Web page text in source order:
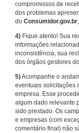
compromissos de
dos problemas
do Consumidor.gov.br
4) Fique atento! Sua
informações
inconsistência, sua
dos órgãos gestores
5)Acompanhe o
eventuais solicitações
empresa. Esse
algum dado relevante
sido prestado. Os
e empresas (com
comentário final) não